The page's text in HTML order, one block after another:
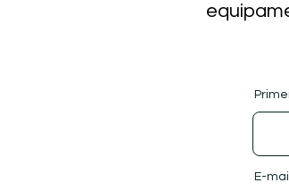
E-mail